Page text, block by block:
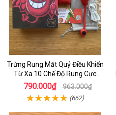
Trứng Rung Măt Quỷ Điều Khiển
Từ Xa 10 Chế Độ Rung Cực
Mạnh - Hỗ Trợ Nữ Gới Giải Toả
Căng Thẳng
790.000₫ 963.000₫
(662)